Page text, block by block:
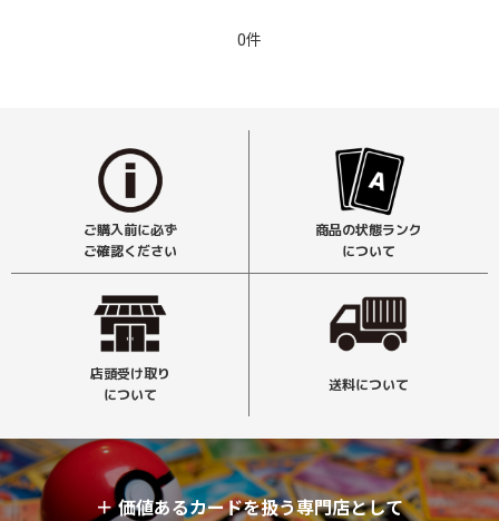
0件
ご購入前に必ず
ご確認ください
商品の状態ランク
について
店頭受け取り
について
送料について
＋価値あるカードを扱う専門店として